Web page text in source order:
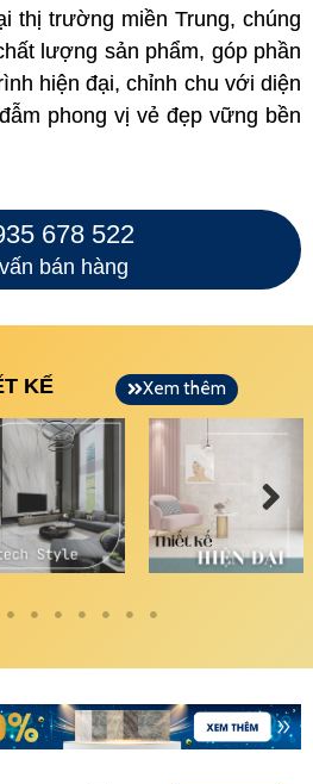
thị trường miền Trung, chúng
lượng sản phẩm, góp phần
hiện đại, chỉnh chu với diện
phong vị vẻ đẹp vững bền
678 522
bán hàng
KẾ Xem thêm